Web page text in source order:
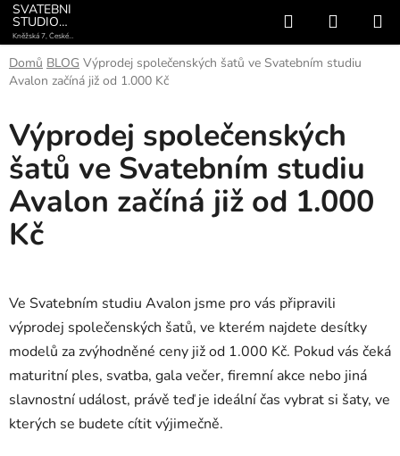
Přejít
na
obsah
SVATEBNÍ
STUDIO
AVALON
Kněžská 7, České
Budějovice +420 775
Hledat
KOŠÍK
Domů BLOG Výprodej společenských šatů ve Svatebním studiu
Avalon začíná již od 1.000 Kč
Výprodej společenských
šatů ve Svatebním studiu
Avalon začíná již od 1.000
Kč
Ve Svatebním studiu Avalon jsme pro vás připravili
výprodej společenských šatů, ve kterém najdete desítky
modelů za zvýhodněné ceny již od 1.000 Kč. Pokud vás čeká
maturitní ples, svatba, gala večer, firemní akce nebo jiná
slavnostní událost, právě teď je ideální čas vybrat si šaty, ve
kterých se budete cítit výjimečně.